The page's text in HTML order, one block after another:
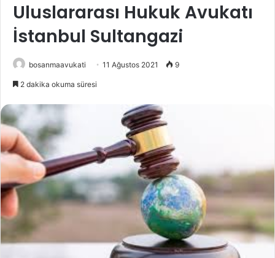
Uluslararası Hukuk Avukatı
İstanbul Sultangazi
bosanmaavukati 11 Ağustos 2021 9
2 dakika okuma süresi